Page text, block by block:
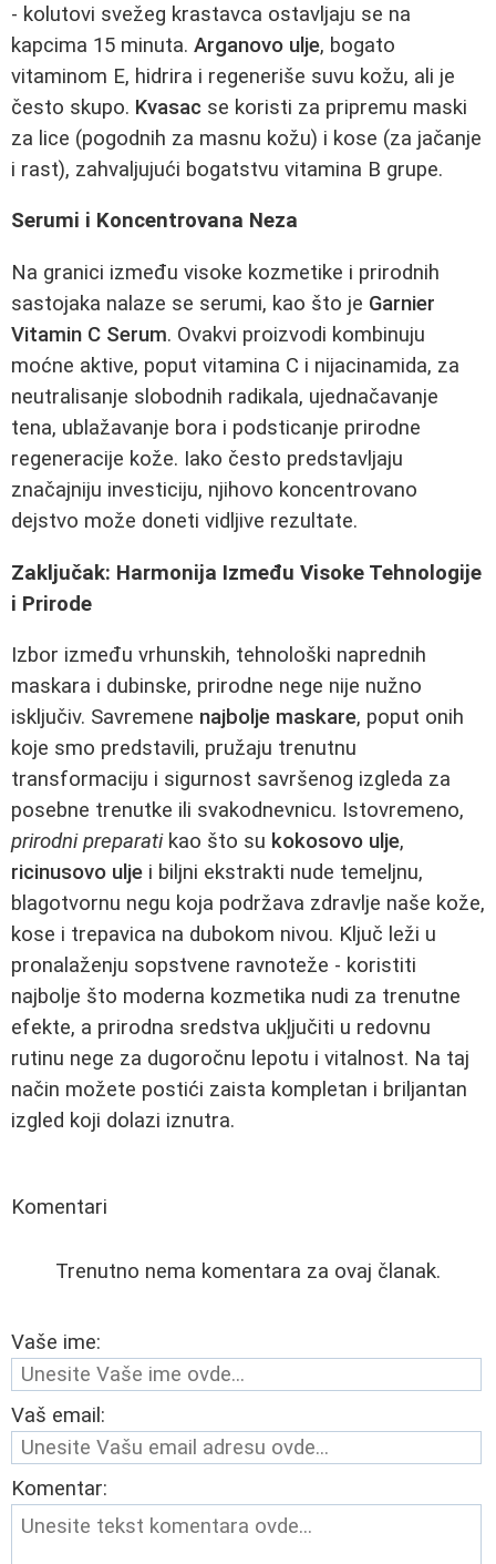
- kolutovi svežeg krastavca ostavljaju se na
kapcima 15 minuta. Arganovo ulje, bogato
vitaminom E, hidrira i regeneriše suvu kožu, ali je
često skupo. Kvasac se koristi za pripremu maski
za lice (pogodnih za masnu kožu) i kose (za jačanje
i rast), zahvaljujući bogatstvu vitamina B grupe.
Serumi i Koncentrovana Neza
Na granici između visoke kozmetike i prirodnih
sastojaka nalaze se serumi, kao što je Garnier
Vitamin C Serum. Ovakvi proizvodi kombinuju
moćne aktive, poput vitamina C i nijacinamida, za
neutralisanje slobodnih radikala, ujednačavanje
tena, ublažavanje bora i podsticanje prirodne
regeneracije kože. Iako često predstavljaju
značajniju investiciju, njihovo koncentrovano
dejstvo može doneti vidljive rezultate.
Zaključak: Harmonija Između Visoke Tehnologije
i Prirode
Izbor između vrhunskih, tehnološki naprednih
maskara i dubinske, prirodne nege nije nužno
isključiv. Savremene najbolje maskare, poput onih
koje smo predstavili, pružaju trenutnu
transformaciju i sigurnost savršenog izgleda za
posebne trenutke ili svakodnevnicu. Istovremeno,
prirodni preparatikao što su kokosovo ulje,
ricinusovo ulje i biljni ekstrakti nude temeljnu,
blagotvornu negu koja podržava zdravlje naše kože,
kose i trepavica na dubokom nivou. Ključ leži u
pronalaženju sopstvene ravnoteže - koristiti
najbolje što moderna kozmetika nudi za trenutne
efekte, a prirodna sredstva ukļjučiti u redovnu
rutinu nege za dugoročnu lepotu i vitalnost. Na taj
način možete postići zaista kompletan i briljantan
izgled koji dolazi iznutra.
Komentari
Trenutno nema komentara za ovaj članak.
Vaše ime:
Vaš email:
Komentar: